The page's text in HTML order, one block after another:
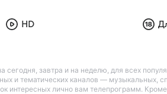
HD
завтра и на неделю, для всех
и тематических каналов — музыкальных,
интересных лично вам телепрограмм.